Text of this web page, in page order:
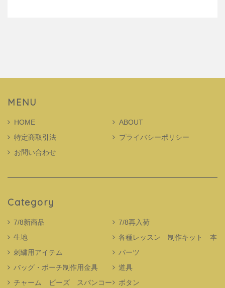
MENU
HOME
ABOUT
特定商取引法
プライバシーポリシー
お問い合わせ
Category
7/8新商品
7/8再入荷
生地
各種レッスン 制作キット 本
刺繍用アイテム
パーツ
バッグ・ポーチ制作用金具
道具
チャーム ビーズ スパンコー
ボタン